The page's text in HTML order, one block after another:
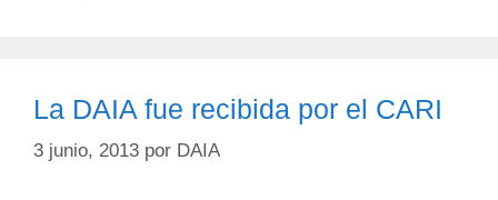
La DAIA fue recibida por el CARI
3 junio, 2013 por DAIA